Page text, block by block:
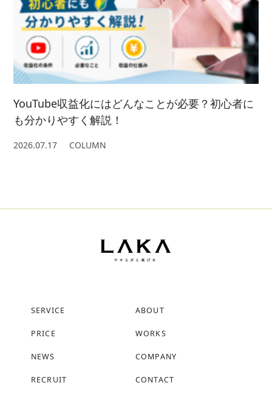
YouTube収益化にはどんなことが必要？初心者に
も分かりやすく解説！
2026.07.17 COLUMN
SERVICE ABOUT
PRICE WORKS
NEWS COMPANY
RECRUIT CONTACT